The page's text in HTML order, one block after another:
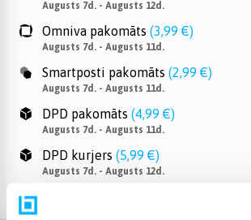
Augusts 7d. - Augusts 12d.
Omniva pakomāts (3,99 €)
Augusts 7d. - Augusts 11d.
Smartposti pakomāts (2,99 €)
Augusts 7d. - Augusts 11d.
DPD pakomāts (4,99 €)
Augusts 7d. - Augusts 11d.
DPD kurjers (5,99 €)
Augusts 7d. - Augusts 12d.